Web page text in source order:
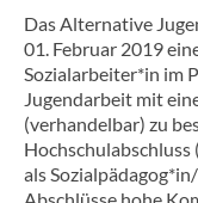
Das Alternative
01. Februar 2019
Sozialarbeiter*in im
Jugendarbeit mit
(verhandelbar) zu
als
Abschlüsse hohe